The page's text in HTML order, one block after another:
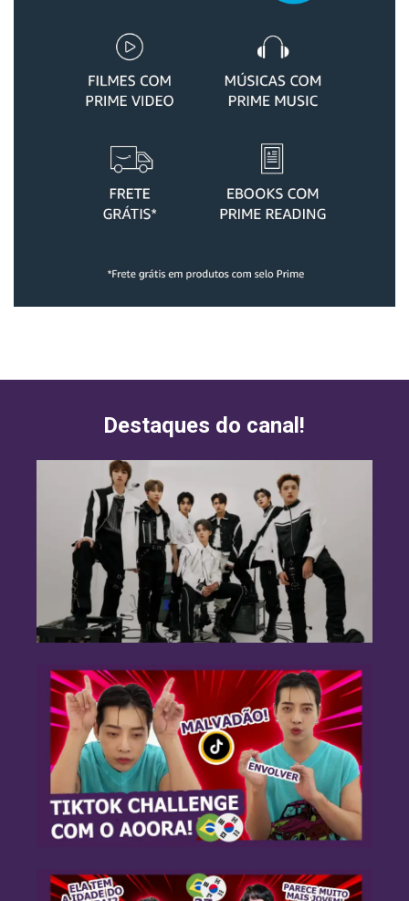
Destaques do canal!